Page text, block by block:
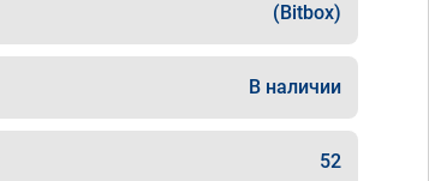
(Bitbox)
В наличии
52